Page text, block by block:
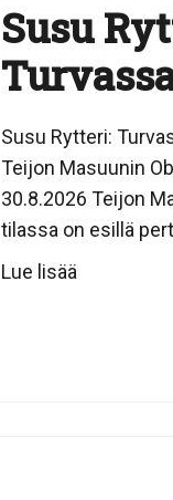
Susu
Susu Rytteri:
Teijon Masuunin
30.8.2026 Teijon
tilassa on esillä
Lue lisää